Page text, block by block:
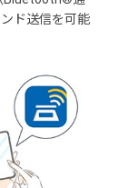
ド送信を可能